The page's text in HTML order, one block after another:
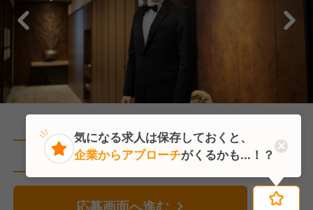
直近1人がこの求人を検討中
応募画面へ進む
気になる求人は保存しておくと、
企業からアプローチがくるかも...！？